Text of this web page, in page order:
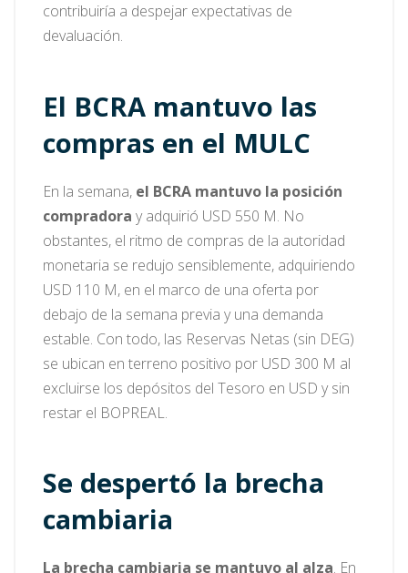
contribuiría a despejar expectativas de
devaluación.
El BCRA mantuvo las
compras en el MULC
En la semana, el BCRA mantuvo la posición
compradora y adquirió USD 550 M. No
obstantes, el ritmo de compras de la autoridad
monetaria se redujo sensiblemente, adquiriendo
USD 110 M, en el marco de una oferta por
debajo de la semana previa y una demanda
estable. Con todo, las Reservas Netas (sin DEG)
se ubican en terreno positivo por USD 300 M al
excluirse los depósitos del Tesoro en USD y sin
restar el BOPREAL.
Se despertó la brecha
cambiaria
La brecha cambiaria se mantuvo al alza. En